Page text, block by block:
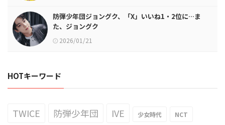
防弾少年団ジョングク、「X」いいね1・2位に…ま
た、ジョングク
2026/01/21
HOTキーワード
TWICE 防弾少年団 IVE 少女時代 NCT